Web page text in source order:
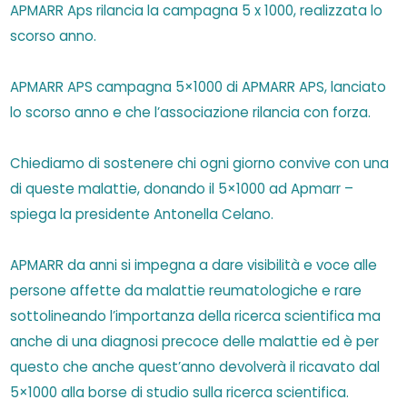
APMARR Aps rilancia la campagna 5 x 1000, realizzata lo
scorso anno.
APMARR APS campagna 5×1000 di APMARR APS, lanciato
lo scorso anno e che l’associazione rilancia con forza.
Chiediamo di sostenere chi ogni giorno convive con una
di queste malattie, donando il 5×1000 ad Apmarr –
spiega la presidente Antonella Celano.
APMARR da anni si impegna a dare visibilità e voce alle
persone affette da malattie reumatologiche e rare
sottolineando l’importanza della ricerca scientifica ma
anche di una diagnosi precoce delle malattie ed è per
questo che anche quest’anno devolverà il ricavato dal
5×1000 alla borse di studio sulla ricerca scientifica.